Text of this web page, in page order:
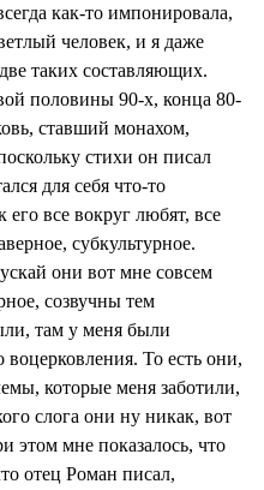
как-то импонировала,
человек, и я даже
таких составляющих.
половины 90-х, конца 80-
ставший монахом,
стихи он писал
для себя что-то
все вокруг любят, все
субкультурное.
они вот мне совсем
созвучны тем
там у меня были
воцерковления. То есть они,
которые меня заботили,
слога они ну никак, вот
этом мне показалось, что
отец Роман писал,